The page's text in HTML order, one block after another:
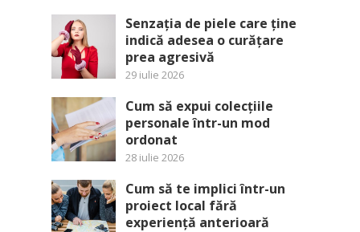
Senzația de piele care ține
indică adesea o curățare
prea agresivă
29 iulie 2026
Cum să expui colecțiile
personale într-un mod
ordonat
28 iulie 2026
Cum să te implici într-un
proiect local fără
experiență anterioară